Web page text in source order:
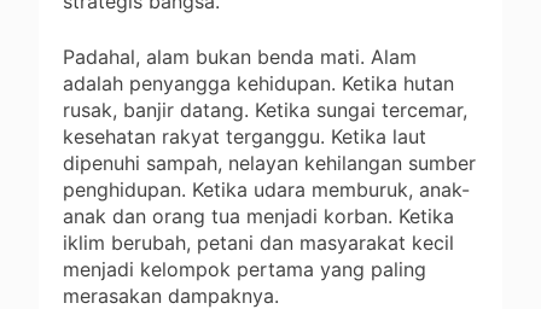
Padahal, alam bukan benda mati. Alam
adalah penyangga kehidupan. Ketika hutan
rusak, banjir datang. Ketika sungai tercemar,
kesehatan rakyat terganggu. Ketika laut
dipenuhi sampah, nelayan kehilangan sumber
penghidupan. Ketika udara memburuk, anak-
anak dan orang tua menjadi korban. Ketika
iklim berubah, petani dan masyarakat kecil
menjadi kelompok pertama yang paling
merasakan dampaknya.